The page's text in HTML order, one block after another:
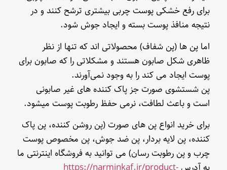
برای رفع خشکی پوست چربی بیشتری ترشح کنند و در
نتیجه منافذ پوست بسته و ایجاد جوش شود.
اما پن ها (پن شفاف) محصولاتی اند که تنها از نظر
ظاهری شکل صابون هستند و مشکلاتی را که صابون برای
پوست ایجاد می کند را به وجود نمی‌آورند.
پن شستشوی صورت جز پاک کننده های غیر صابونی
است و باعث لطافت، نرمی حفظ رطوبت پوست میشود.
برای خرید انواع پن های صورت (پن روشن کننده، پن پاک
کننده، پن لایه بردار، پن ضد جوش، پن مخصوص پوست
چرب و پن رطوبت رسان) می توانید به فروشگاه اینترنتی ما